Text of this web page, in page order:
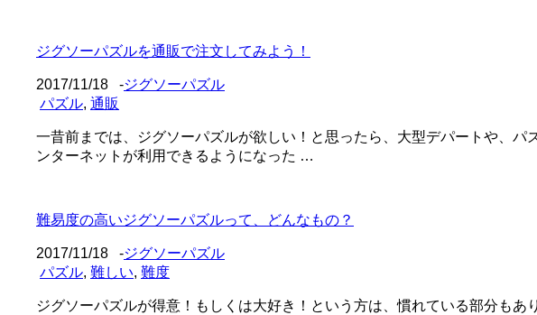
ジグソーパズルを通販で注文してみよう！
2017/11/18 -ジグソーパズル
パズル, 通販
一昔前までは、ジグソーパズルが欲しい！と思ったら、大型デパートや、
ンターネットが利用できるようになった …
難易度の高いジグソーパズルって、どんなもの？
2017/11/18 -ジグソーパズル
パズル, 難しい, 難度
ジグソーパズルが得意！もしくは大好き！という方は、慣れている部分も